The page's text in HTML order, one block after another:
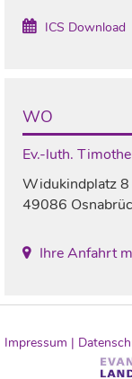
ICS Download
WO
Ev.-luth.
Widukindplatz 8
49086
Ihre Anfahrt
Impressum |